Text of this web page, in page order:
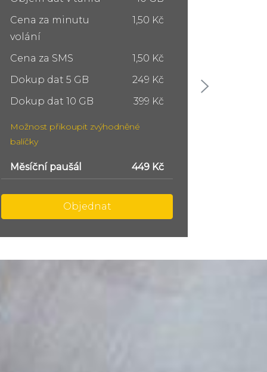
Cena za minutu
volání
1,50 Kč
Cena za SMS
1,50 Kč
Dokup dat 5 GB
249 Kč
Dokup dat 10 GB
399 Kč
Možnost přikoupit zvýhodněné
balíčky
Měsíční paušál 749 Kč
Objednat